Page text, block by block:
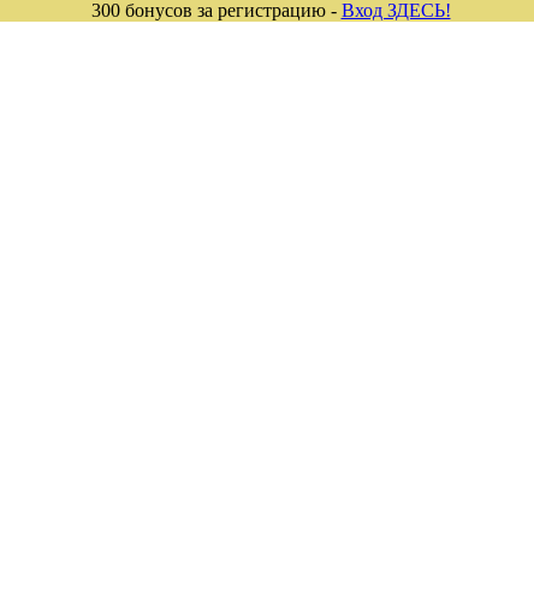
300 бонусов за регистрацию - Вход ЗДЕСЬ!